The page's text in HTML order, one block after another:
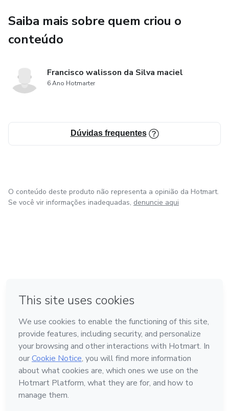
Saiba mais sobre quem criou o
conteúdo
Francisco walisson da Silva maciel
6 Ano Hotmarter
Dúvidas frequentes
O conteúdo deste produto não representa a opinião da Hotmart.
Se você vir informações inadequadas, denuncie aqui
Feito com ❤ em Bogotá
Conheça a Hotmart
Idioma
Português